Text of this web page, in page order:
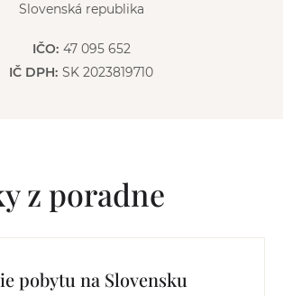
Slovenská republika
IČO: 47 095 652
IČ DPH: SK 2023819710
z poradne
pobytu na Slovensku